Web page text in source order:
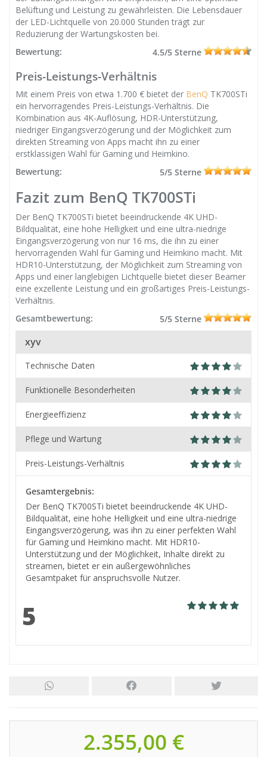
Belüftung und Leistung zu gewährleisten. Die Lebensdauer
der LED-Lichtquelle von 20.000 Stunden trägt zur
Reduzierung der Wartungskosten bei.
Bewertung:
4.5/5 Sterne
Preis-Leistungs-Verhältnis
Mit einem Preis von etwa 1.700 € bietet der BenQ TK700STi
ein hervorragendes Preis-Leistungs-Verhältnis. Die
Kombination aus 4K-Auflösung, HDR-Unterstützung,
niedriger Eingangsverzögerung und der Möglichkeit zum
direkten Streaming von Apps macht ihn zu einer
erstklassigen Wahl für Gaming und Heimkino.
Bewertung:
5/5 Sterne
Fazit zum BenQ TK700STi
Der BenQ TK700STi bietet beeindruckende 4K UHD-
Bildqualität, eine hohe Helligkeit und eine ultra-niedrige
Eingangsverzögerung von nur 16 ms, die ihn zu einer
hervorragenden Wahl für Gaming und Heimkino macht. Mit
HDR10-Unterstützung, der Möglichkeit zum Streaming von
Apps und einer langlebigen Lichtquelle bietet dieser Beamer
eine exzellente Leistung und ein großartiges Preis-Leistungs-
Verhältnis.
Gesamtbewertung:
5/5 Sterne
xyv
Technische Daten
Funktionelle Besonderheiten
Energieeffizienz
Pflege und Wartung
Preis-Leistungs-Verhältnis
Gesamtergebnis:
Der BenQ TK700STi bietet beeindruckende 4K UHD-
Bildqualität, eine hohe Helligkeit und eine ultra-niedrige
Eingangsverzögerung, was ihn zu einer perfekten Wahl
für Gaming und Heimkino macht. Mit HDR10-
Unterstützung und der Möglichkeit, Inhalte direkt zu
streamen, bietet er ein außergewöhnliches
Gesamtpaket für anspruchsvolle Nutzer.
5
2.355,00 €